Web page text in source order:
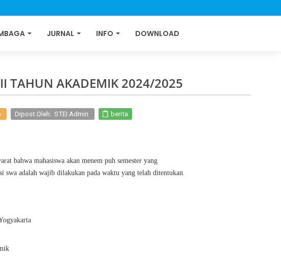
JURNAL INFO DOWNLOAD
TAHUN AKADEMIK 2024/2025
Dipost Oleh: STEI Admin berita
bahwamahasiswaakanmenempuh semesteryang
swa adalahwajib dilakukan padawaktuyangtelahditentukan